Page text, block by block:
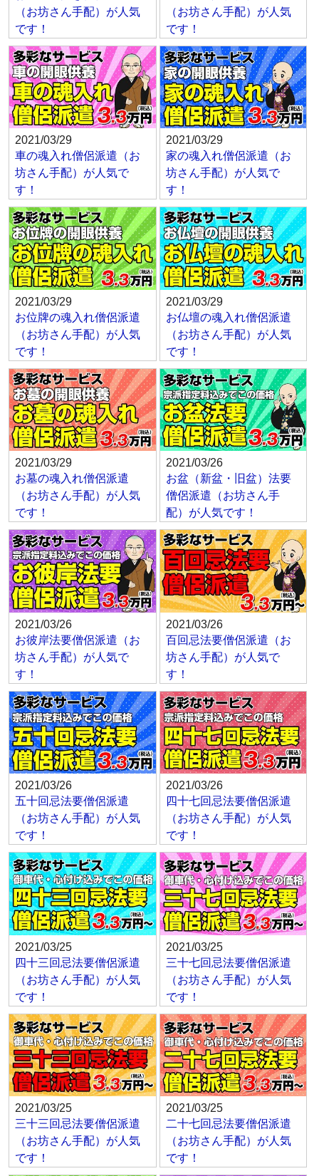
（お坊さん手配）が人気
です！
（お坊さん手配）が人気
です！
2021/03/29
車の魂入れ僧侶派遣（お
坊さん手配）が人気で
す！
2021/03/29
家の魂入れ僧侶派遣（お
坊さん手配）が人気で
す！
2021/03/29
お位牌の魂入れ僧侶派遣
（お坊さん手配）が人気
です！
2021/03/29
お仏壇の魂入れ僧侶派遣
（お坊さん手配）が人気
です！
2021/03/29
お墓の魂入れ僧侶派遣
（お坊さん手配）が人気
です！
2021/03/26
お盆（新盆・旧盆）法要
僧侶派遣（お坊さん手
配）が人気です！
2021/03/26
お彼岸法要僧侶派遣（お
坊さん手配）が人気で
す！
2021/03/26
百回忌法要僧侶派遣（お
坊さん手配）が人気で
す！
2021/03/26
五十回忌法要僧侶派遣
（お坊さん手配）が人気
です！
2021/03/26
四十七回忌法要僧侶派遣
（お坊さん手配）が人気
です！
2021/03/25
四十三回忌法要僧侶派遣
（お坊さん手配）が人気
です！
2021/03/25
三十七回忌法要僧侶派遣
（お坊さん手配）が人気
です！
2021/03/25
三十三回忌法要僧侶派遣
（お坊さん手配）が人気
です！
2021/03/25
二十七回忌法要僧侶派遣
（お坊さん手配）が人気
です！